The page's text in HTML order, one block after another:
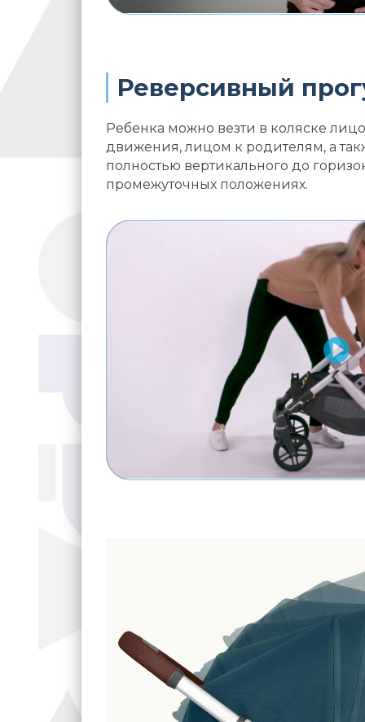
Реверсивный
Ребенка можно везти в коляске
движения, лицом к родителям, а
полностью вертикального до
промежуточных положениях.